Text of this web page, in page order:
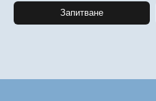
Запитване